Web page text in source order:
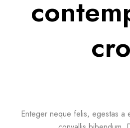
Enteger neque felis, egestas a